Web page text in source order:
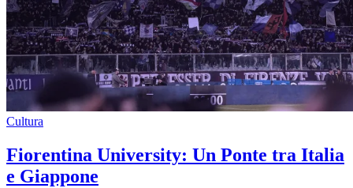
Cultura
Fiorentina University: Un Ponte tra Italia
e Giappone